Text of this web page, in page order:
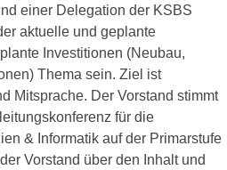
einer Delegation der KSBS
aktuelle und geplante
Investitionen (Neubau,
Thema sein. Ziel ist
Mitsprache. Der Vorstand stimmt
für die
& Informatik auf der Primarstufe
Vorstand über den Inhalt und